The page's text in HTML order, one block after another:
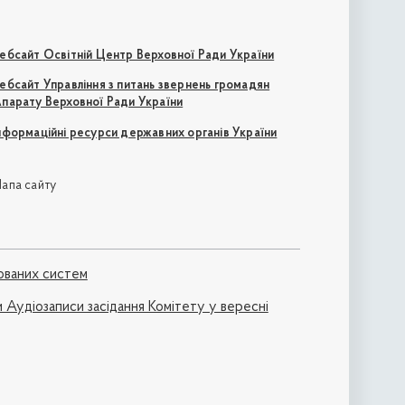
Освітній Центр Верховної Ради України
Управління з питань звернень громадян
Верховної Ради України
ресурси державних органів України
сайту
систем
засідання Комітету у вересні